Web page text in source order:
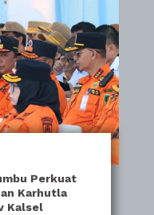
Perkuat
Karhutla
Kalsel